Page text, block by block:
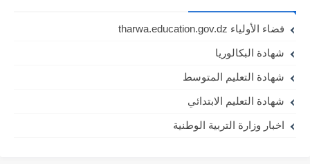
فضاء الأولياء tharwa.education.gov.dz
شهادة البكالوريا
شهادة التعليم المتوسط
شهادة التعليم الابتدائي
اخبار وزارة التربية الوطنية